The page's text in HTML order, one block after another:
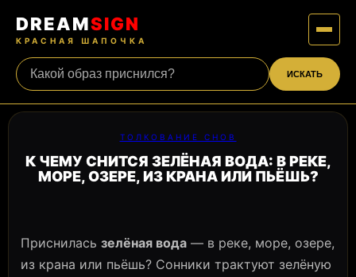
DREAMSIGN
КРАСНАЯ ШАПОЧКА
ИСКАТЬ
ТОЛКОВАНИЕ СНОВ
К ЧЕМУ СНИТСЯ ЗЕЛЁНАЯ ВОДА: В РЕКЕ,
МОРЕ, ОЗЕРЕ, ИЗ КРАНА ИЛИ ПЬЁШЬ?
Приснилась зелёная вода — в реке, море, озере,
из крана или пьёшь? Сонники трактуют зелёную